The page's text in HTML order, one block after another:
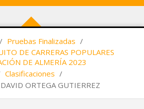
/ Pruebas Finalizadas /
DE CARRERAS POPULARES
DE ALMERÍA 2023
Clasificaciones /
ORTEGA GUTIERREZ